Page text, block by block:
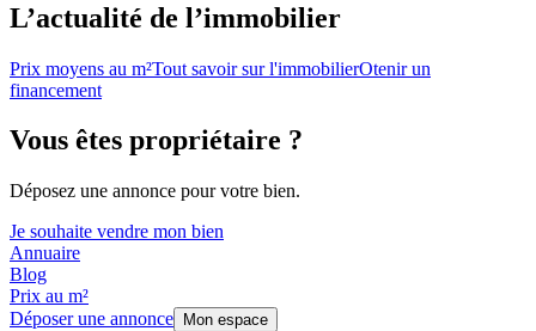
L’actualité de l’immobilier
Prix moyens au m²Tout savoir sur l'immobilierOtenir un
financement
Vous êtes propriétaire ?
Déposez une annonce pour votre bien.
Je souhaite vendre mon bien
Annuaire
Blog
Prix au m²
Déposer une annonce
Mon espace